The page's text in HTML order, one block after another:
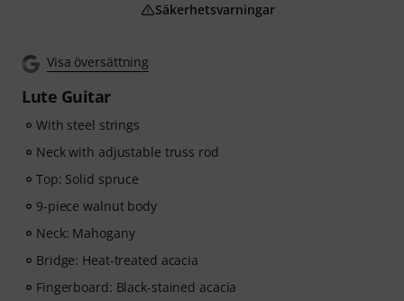
Visa översättning
Lute Guitar
With steel strings
Neck with adjustable truss rod
Top: Solid spruce
9-piece walnut body
Neck: Mahogany
Bridge: Heat-treated acacia
Fingerboard: Black-stained acacia
Säkerhetsvarningar